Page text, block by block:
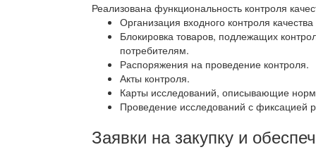
Реализована функциональность контроля
Организация входного контроля
Блокировка товаров, подлежащих
потребителям.
Распоряжения на проведение контроля.
Акты контроля.
Карты исследований, описывающие
Проведение исследований с фиксацией
Заявки на закупку и